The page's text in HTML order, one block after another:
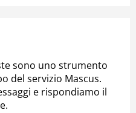
sono uno strumento
del servizio Mascus.
e rispondiamo il